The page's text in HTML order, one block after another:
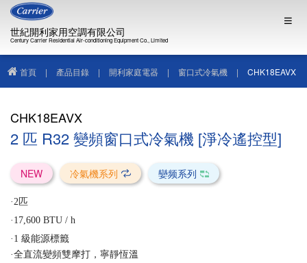
世紀開利家用空調有限公司
Century Carrier Residential Air-conditioning Equipment Co., Limited
首頁 | 產品目錄 | 開利家庭電器 | 窗口式冷氣機 | CHK18EAVX
CHK18EAVX
2 匹 R32 變頻窗口式冷氣機 [淨冷遙控型]
NEW 冷氣機系列 孌频系列
·2匹
·17,600 BTU / h
·1 級能源標籤
·全直流變頻雙摩打，寧靜恆溫